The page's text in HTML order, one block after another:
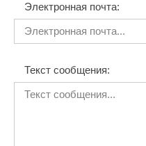
Электронная почта:
Текст сообщения: